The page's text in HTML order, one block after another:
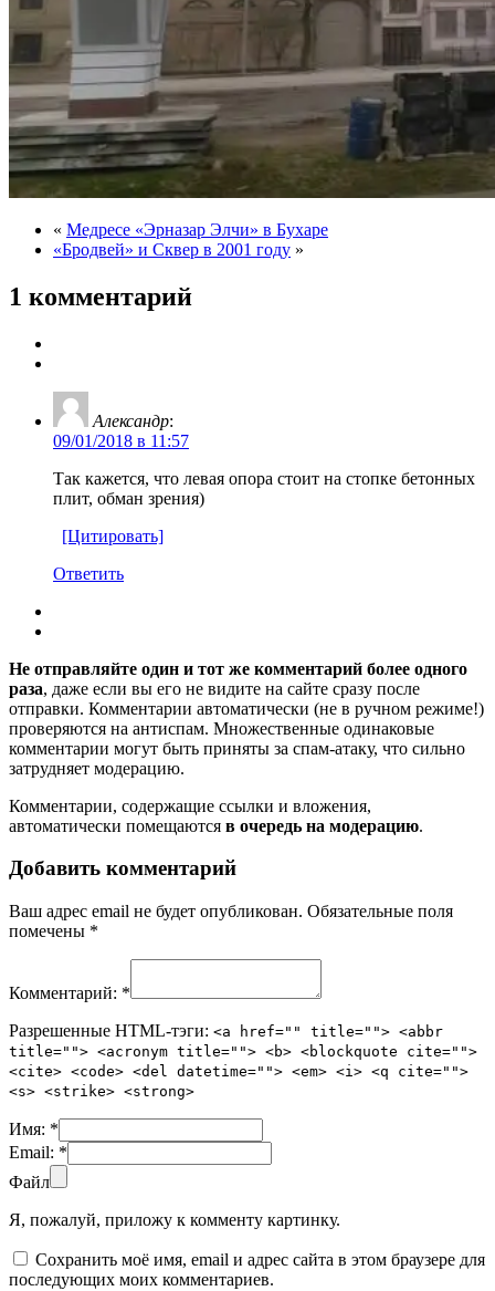
« Медресе «Эрназар Элчи» в Бухаре
«Бродвей» и Cквер в 2001 году »
1 комментарий
Александр:
09/01/2018 в 11:57
Так кажется, что левая опора стоит на стопке бетонных
плит, обман зрения)
[Цитировать]
Ответить
Не отправляйте один и тот же комментарий более одного
раза, даже если вы его не видите на сайте сразу после
отправки. Комментарии автоматически (не в ручном режиме!)
проверяются на антиспам. Множественные одинаковые
комментарии могут быть приняты за спам-атаку, что сильно
затрудняет модерацию.
Комментарии, содержащие ссылки и вложения,
автоматически помещаются в очередь на модерацию.
Добавить комментарий
Ваш адрес email не будет опубликован. Обязательные поля
помечены *
Комментарий: *
Разрешенные HTML-тэги: <a href="" title=""> <abbr
title=""> <acronym title=""> <b> <blockquote cite="">
<cite> <code> <del datetime=""> <em> <i> <q cite="">
<s> <strike> <strong>
Имя: *
Email: *
Файл
Я, пожалуй, приложу к комменту картинку.
Сохранить моё имя, email и адрес сайта в этом браузере для
последующих моих комментариев.